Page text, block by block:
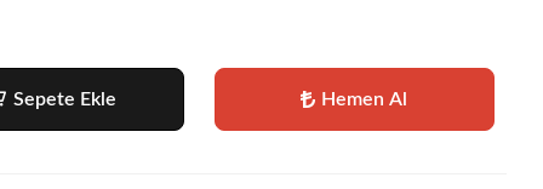
Sepete Ekle Hemen Al